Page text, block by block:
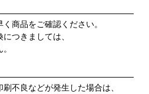
商品をご確認ください。
つきましては、
不良などが発生した場合は、